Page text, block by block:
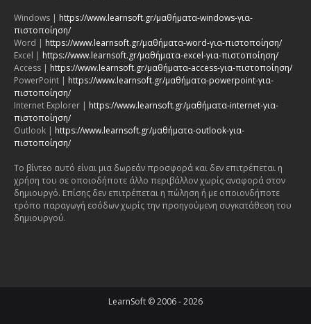
Windows | https://www.learnsoft.gr/μαθήματα-windows-για-
πιστοποίηση/
Word | https://www.learnsoft.gr/μαθήματα-word-για-πιστοποίηση/
Excel | https://www.learnsoft.gr/μαθήματα-excel-για-πιστοποίηση/
Access | https://www.learnsoft.gr/μαθήματα-access-για-πιστοποίηση/
PowerPoint | https://www.learnsoft.gr/μαθήματα-powerpoint-για-
πιστοποίηση/
Internet Explorer | https://www.learnsoft.gr/μαθήματα-internet-για-
πιστοποίηση/
Outlook | https://www.learnsoft.gr/μαθήματα-outlook-για-
πιστοποίηση/
Το βίντεο αυτό είναι μια δωρεάν προσφορά και δεν επιτρέπεται η
χρήση του σε οποιοδήποτε άλλο περιβάλλον χωρίς αναφορά στον
δημιουργό. Επίσης δεν επιτρέπεται η πώληση ή με οποιονδήποτε
τρόπο παραγωγή εσόδων χωρίς την προηγούμενη συγκατάθεση του
δημιουργού.
LearnSoft © 2006 - 2026